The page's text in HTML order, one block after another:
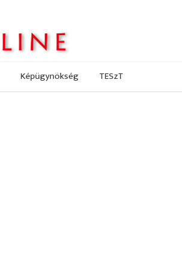
Képügynökség TESzT